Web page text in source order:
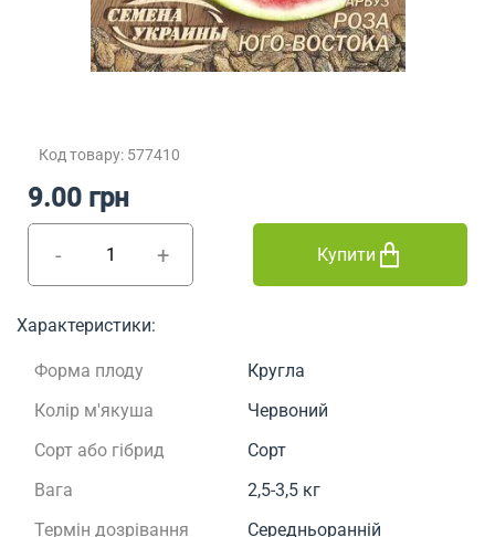
Код товару: 577410
- +
9.00 грн
Купити
Характеристики:
Форма плоду
Кругла
Колір м'якуша
Червоний
Сорт або гібрид
Сорт
Вага
2,5-3,5 кг
Термін дозрівання
Середньоранній